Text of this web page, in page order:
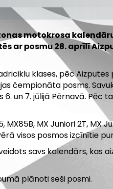
motokrosa
ar posmu 28. aprīlī
klases, pēc
čempionāta posms.
un 7. jūlijā Pērnavā. Pēc
MX Juniori 2T, MX
visos posmos izcīnītie
savs kalendārs, kas
plānoti seši posmi.